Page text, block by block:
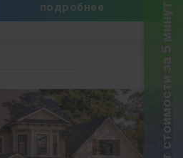
подробнее Расчет стоимости за 5 минут